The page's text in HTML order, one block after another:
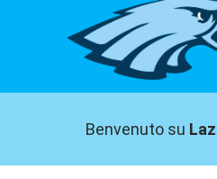
Benvenuto su